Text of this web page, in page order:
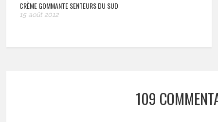
CRÈME GOMMANTE SENTEURS DU SUD
15 août 2012
109